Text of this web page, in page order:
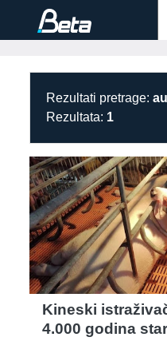
Rezultati pretrage:
Rezultata: 1
Kineski
4.000 godina